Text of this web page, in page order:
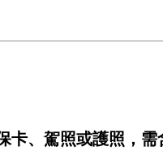
卡、駕照或護照，